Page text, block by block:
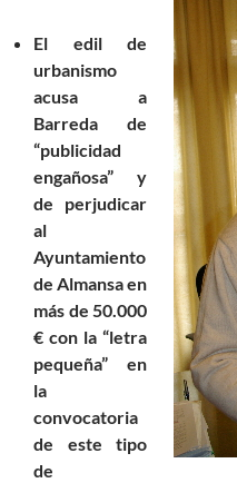
El edil de
urbanismo
acusa a
Barreda de
“publicidad
engañosa” y
de perjudicar
al
Ayuntamiento
de Almansa en
más de 50.000
€ con la “letra
pequeña” en
la
convocatoria
de este tipo
de